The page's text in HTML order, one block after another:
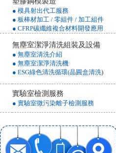
● 模具射出代工服務
● 板棒材加工 / 零組件 / 加工組件
● CFRP碳纖維複合材料開發應用
無塵室潔淨清洗組裝及設備
● 無塵室清洗介紹
● 無塵室潔淨清洗機
● ESG綠色清洗循環(晶圓盒清洗)
實驗室檢測服務
● 實驗室微污染離子檢測服務